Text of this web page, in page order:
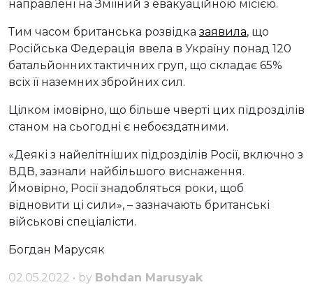
направлені на Зміїний з евакуаційною місією.
Тим часом британська розвідка заявила, що
Російська Федерація ввела в Україну понад 120
батальйонних тактичних груп, що складає 65%
всіх її наземних збройних сил.
Цілком імовірно, що більше чверті цих підрозділів
станом на сьогодні є небоєздатними.
«Деякі з найелітніших підрозділів Росії, включно з
ВДВ, зазнали найбільшого виснаження.
Ймовірно, Росії знадобляться роки, щоб
відновити ці сили», – зазначають британські
військові спеціалісти.
Богдан Марусяк
02.05.2022 • by Bohdan Marusyak